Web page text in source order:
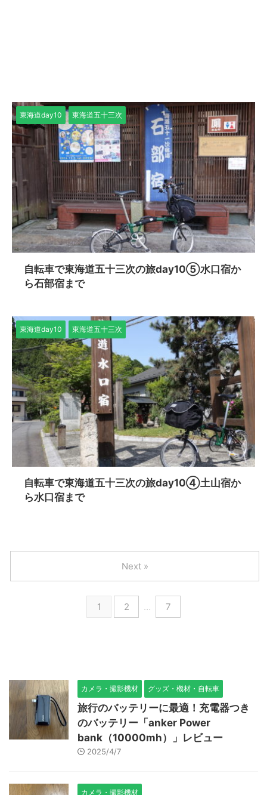
東海道day10 東海道五十三次
自転車で東海道五十三次の旅day10⑤水口宿か
ら石部宿まで
東海道day10 東海道五十三次
自転車で東海道五十三次の旅day10④土山宿か
ら水口宿まで
1 2 … 7
Next »
カメラ・撮影機材 グッズ・機材・自転車
旅行のバッテリーに最適！充電器つき
のバッテリー「anker Power
bank（10000mh）」レビュー
2025/4/7
カメラ・撮影機材